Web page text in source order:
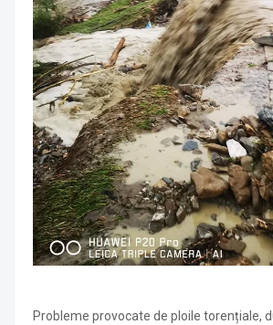
Probleme provocate de ploile torențiale,